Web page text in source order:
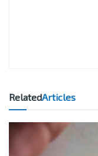
RelatedArticles